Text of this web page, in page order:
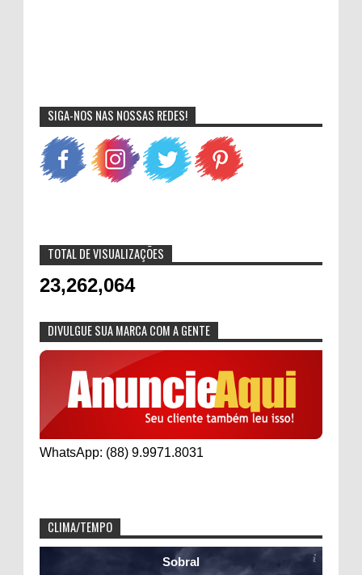
SIGA-NOS NAS NOSSAS REDES!
TOTAL DE VISUALIZAÇÕES
23,262,064
DIVULGUE SUA MARCA COM A GENTE
WhatsApp: (88) 9.9971.8031
CLIMA/TEMPO
Sobral